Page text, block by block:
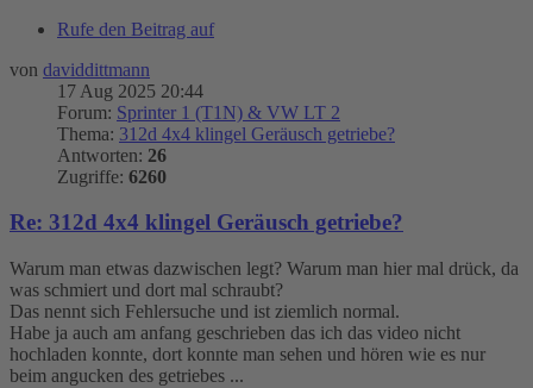
Rufe den Beitrag auf
von daviddittmann
17 Aug 2025 20:44
Forum: Sprinter 1 (T1N) & VW LT 2
Thema: 312d 4x4 klingel Geräusch getriebe?
Antworten: 26
Zugriffe: 6260
Re: 312d 4x4 klingel Geräusch getriebe?
Warum man etwas dazwischen legt? Warum man hier mal drück, da
was schmiert und dort mal schraubt?
Das nennt sich Fehlersuche und ist ziemlich normal.
Habe ja auch am anfang geschrieben das ich das video nicht
hochladen konnte, dort konnte man sehen und hören wie es nur
beim angucken des getriebes ...